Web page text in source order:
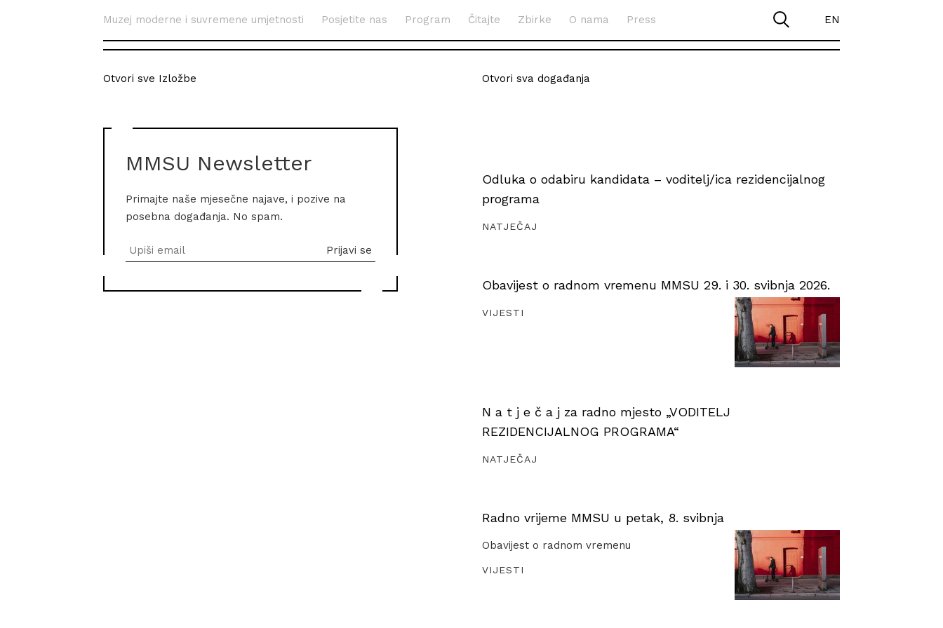
Muzej moderne i suvremene umjetnosti Posjetite nas Program Čitajte Zbirke O nama Press EN
Otvori sve Izložbe
MMSU Newsletter
Primajte naše mjesečne najave, i pozive na
posebna događanja. No spam.
Otvori sva događanja
Odluka o odabiru kandidata – voditelj/ica rezidencijalnog
programa
NATJEČAJ
Obavijest o radnom vremenu MMSU 29. i 30. svibnja 2026.
VIJESTI
N a t j e č a j za radno mjesto „VODITELJ
REZIDENCIJALNOG PROGRAMA“
NATJEČAJ
Radno vrijeme MMSU u petak, 8. svibnja
Obavijest o radnom vremenu
VIJESTI